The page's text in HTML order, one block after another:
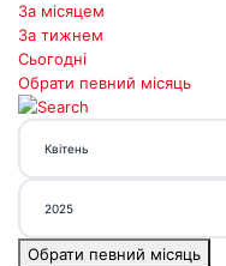
За місяцем
За тижнем
Сьогодні
Обрати певний місяць
Обрати певний місяць